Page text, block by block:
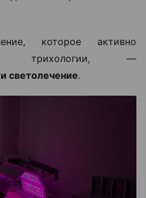
которое активно
в трихологии, —
светолечение.